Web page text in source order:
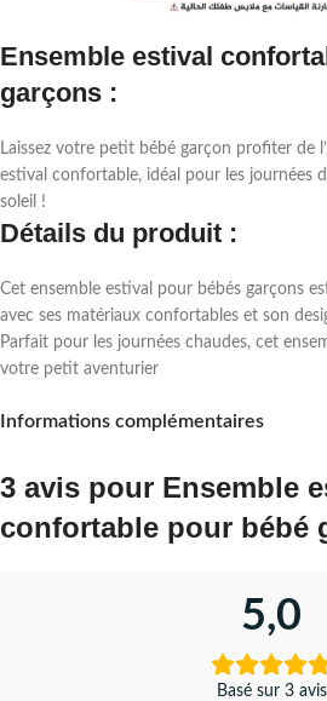
Ensemble estival
garçons :
Laissez votre petit bébé garçon profiter de
estival confortable, idéal pour les journées
soleil !
Détails du produit :
Cet ensemble estival pour bébés garçons
avec ses matériaux confortables et son
Parfait pour les journées chaudes, cet
votre petit aventurier
Informations complémentaires
3 avis pour Ensemble
confortable pour bébé
5,0
Basé sur 3 avis